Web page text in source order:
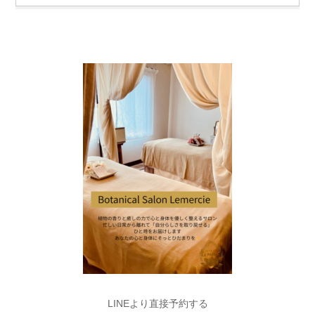
LINEより直接予約する